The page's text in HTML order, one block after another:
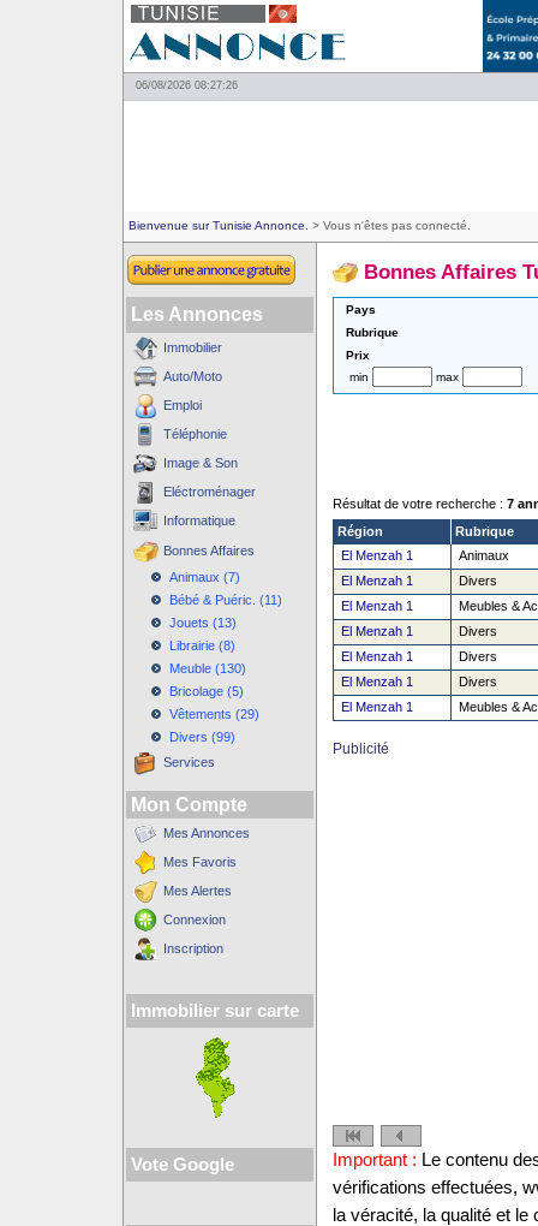
06/08/2026 08:27:26
Bienvenue sur Tunisie Annonce. > Vous n'êtes pas connecté.
Les Annonces
Immobilier
Auto/Moto
Emploi
Téléphonie
Image & Son
Eléctroménager
Informatique
Bonnes Affaires
Animaux (7)
Bébé & Puéric. (11)
Jouets (13)
Librairie (8)
Meuble (130)
Bricolage (5)
Vêtements (29)
Divers (99)
Services
Mon Compte
Mes Annonces
Mes Favoris
Mes Alertes
Connexion
Inscription
Immobilier sur carte
Vote Google
Bonnes Affaires
Pays
Rubrique
Prix
min
max
Résultat de votre recherche : 7
Région
Rubrique
El Menzah 1
Animaux
El Menzah 1
Divers
El Menzah 1
Meubles &
El Menzah 1
Divers
El Menzah 1
Divers
El Menzah 1
Divers
El Menzah 1
Meubles &
Publicité
Important : Le contenu
vérifications effectuées,
la véracité, la qualité et